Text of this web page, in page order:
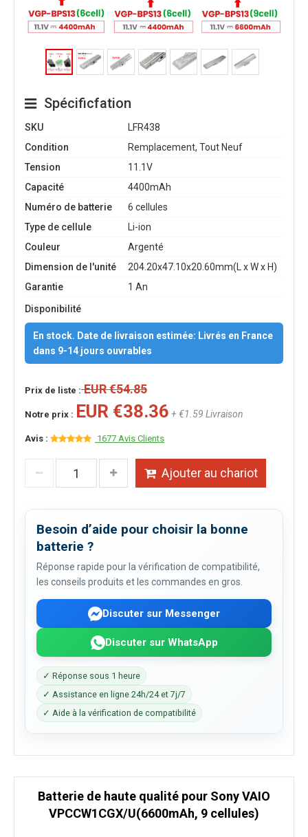
Spécificfation
SKU
LFR438
Condition
Remplacement, Tout Neuf
Tension
11.1V
Capacité
4400mAh
Numéro de batterie
6 cellules
Type de cellule
Li-ion
Couleur
Argenté
Dimension de l'unité
204.20x47.10x20.60mm(L x W x H)
Garantie
1 An
Disponibilité
En stock. Date de livraison estimée: Livrés en France
dans 9-14 jours ouvrables
Prix de liste :EUR €54.85
Notre prix : EUR €38.36 + €1.59 Livraison
Avis : 1677 Avis Clients
Ajouter au chariot
Besoin d’aide pour choisir la bonne
batterie ?
Réponse rapide pour la vérification de compatibilité,
les conseils produits et les commandes en gros.
Discuter sur Messenger
Discuter sur WhatsApp
✓ Réponse sous 1 heure
✓ Assistance en ligne 24h/24 et 7j/7
✓ Aide à la vérification de compatibilité
Batterie de haute qualité pour Sony VAIO
VPCCW1CGX/U(6600mAh, 9 cellules)